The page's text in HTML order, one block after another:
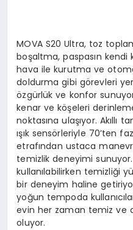
MOVA S20 Ultra, toz
boşaltma, paspasın kendi
hava ile kurutma ve
doldurma gibi görevleri
özgürlük ve konfor
kenar ve köşeleri
noktasına ulaşıyor. Akıllı
ışık sensörleriyle 70’ten
etrafından ustaca
temizlik deneyimi
kullanılabilirken temizliği
bir deneyim haline
yoğun tempoda
evin her zaman temiz ve
oluyor.